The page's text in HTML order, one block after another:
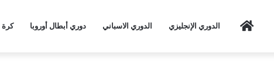
Home الدوري الإنجليزي الدوري الاسباني دوري أبطال أوروبا كرة